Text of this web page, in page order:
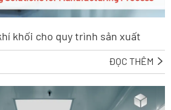
khối cho quy trình sản xuất
ĐỌC THÊM 